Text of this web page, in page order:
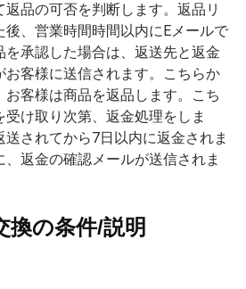
品の可否を判断します。返品リ
後、営業時間時間以内にEメールで
を承認した場合は、返送先と返金
お客様に送信されます。こちらか
お客様は商品を返品します。こち
受け取り次第、返金処理をしま
されてから7日以内に返金されま
返金の確認メールが送信されま
換の条件/説明